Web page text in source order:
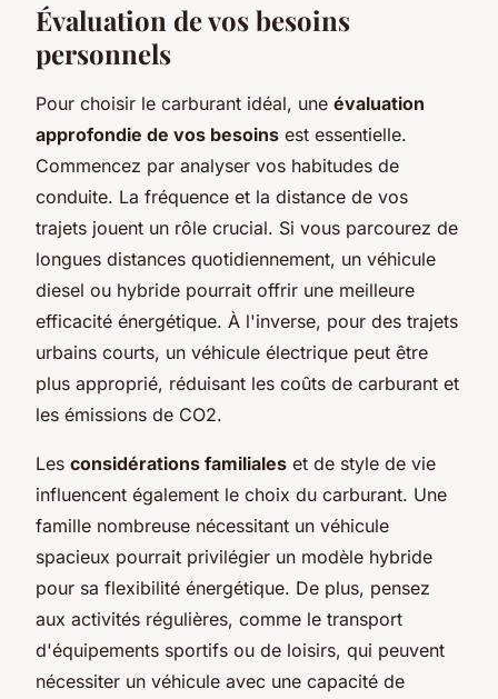
Évaluation de vos besoins
personnels
Pour choisir le carburant idéal, une évaluation
approfondie de vos besoins est essentielle.
Commencez par analyser vos habitudes de
conduite. La fréquence et la distance de vos
trajets jouent un rôle crucial. Si vous parcourez de
longues distances quotidiennement, un véhicule
diesel ou hybride pourrait offrir une meilleure
efficacité énergétique. À l'inverse, pour des trajets
urbains courts, un véhicule électrique peut être
plus approprié, réduisant les coûts de carburant et
les émissions de CO2.
Les considérations familiales et de style de vie
influencent également le choix du carburant. Une
famille nombreuse nécessitant un véhicule
spacieux pourrait privilégier un modèle hybride
pour sa flexibilité énergétique. De plus, pensez
aux activités régulières, comme le transport
d'équipements sportifs ou de loisirs, qui peuvent
nécessiter un véhicule avec une capacité de